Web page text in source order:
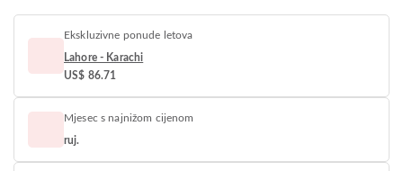
Ekskluzivne ponude letova
Lahore - Karachi
US$ 86.71
Mjesec s najnižom cijenom
ruj.